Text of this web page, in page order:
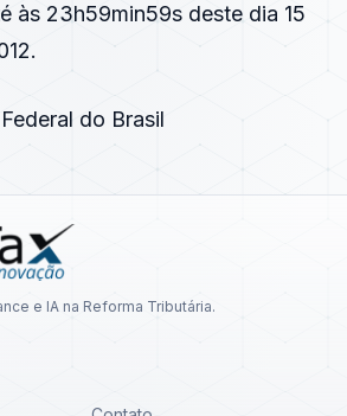
às 23h59min59s deste dia 15
do Brasil
e IA na Reforma Tributária.